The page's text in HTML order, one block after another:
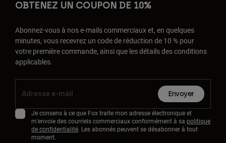
OBTENEZ UN COUPON DE 10%
Abonnez-vous à nos e-mails commerciaux et, en quelques
minutes, vous recevrez un code de réduction de 10 % pour
votre première commande, ainsi que les détails des conditions
applicables.
Envoyer
Je consens à ce que Fox traite mon adresse électronique et
m'envoie des courriels commerciaux conformément à sa politique
de confidentialité. Les abonnés peuvent se désabonner à tout
moment.